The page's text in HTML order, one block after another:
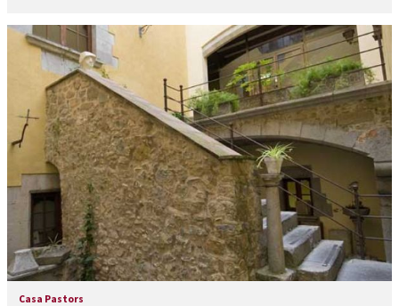
Casa Pastors